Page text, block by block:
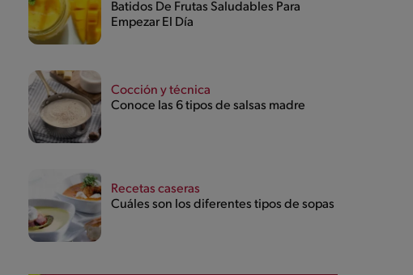
Batidos De Frutas Saludables Para
Empezar El Día
Cocción y técnica
Conoce las 6 tipos de salsas madre
Recetas caseras
Cuáles son los diferentes tipos de sopas